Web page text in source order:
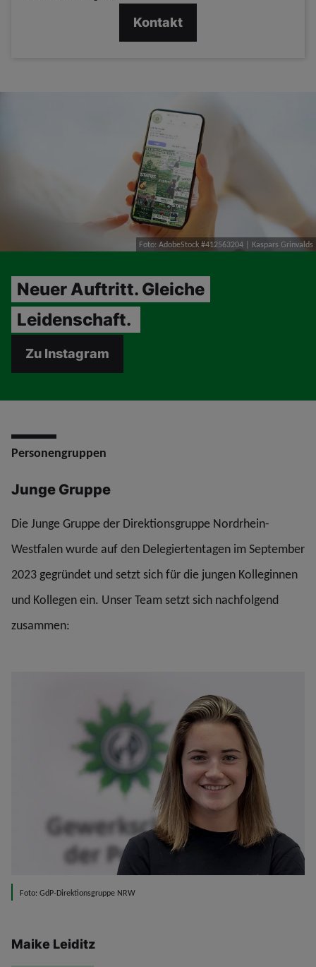
Kontakt
Foto: AdobeStock #412563204 | Kaspars Grinvalds
Neuer Auftritt. Gleiche
Leidenschaft.
Zu Instagram
Personengruppen
Junge Gruppe
Die Junge Gruppe der Direktionsgruppe Nordrhein-
Westfalen wurde auf den Delegiertentagen im September
2023 gegründet und setzt sich für die jungen Kolleginnen
und Kollegen ein. Unser Team setzt sich nachfolgend
zusammen:
Foto: GdP-Direktionsgruppe NRW
Maike Leiditz